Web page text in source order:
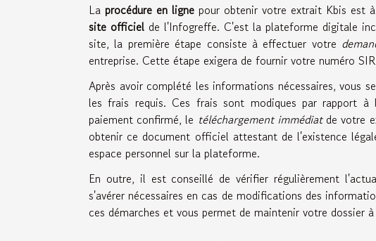
La procédure en lignepour obtenir votre extrait Kbis est
site officielde l'Infogreffe. C'est la plateforme digitale
site, la première étape consiste à effectuer votre
entreprise. Cette étape exigera de fournir votre numéro
Après avoir complété les informations nécessaires, vous
les frais requis. Ces frais sont modiques par rapport
paiement confirmé, le téléchargement immédiatde votre
obtenir ce document officiel attestant de l'existence
espace personnel sur la plateforme.
En outre, il est conseillé de vérifier régulièrement
s'avérer nécessaires en cas de modifications des
ces démarches et vous permet de maintenir votre dossier